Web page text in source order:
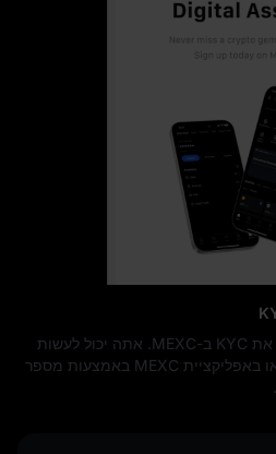
ראשית, הירשם לחשבון והשלם את KYC ב-MEXC. אתה יכול לעשות
זאת באתר הרשמי של MEXC או באפליקציית MEXC באמצעות מספר